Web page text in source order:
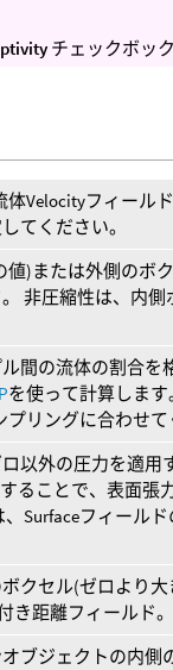
チェックボッ
体Velocityフィール
てください。
)または外側のボ
非圧縮性は、内
間の流体の割合を
を使って計算します
リングに合わせて
以外の圧力を適用
ることで、表面張
Surfaceフィール
クセル(ゼロより
き距離フィールド。
ブジェクトの内側